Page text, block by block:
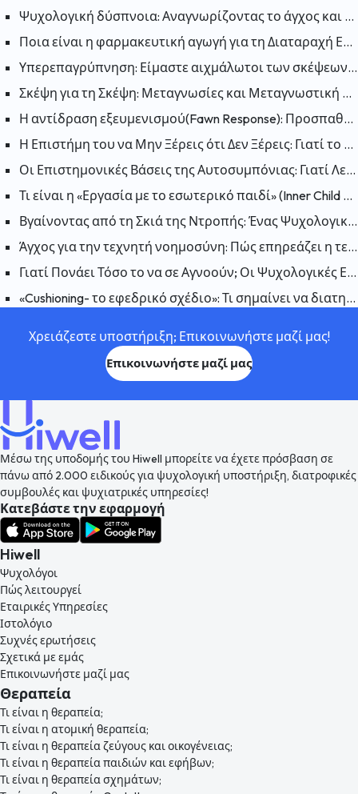
Ψυχολογική δύσπνοια: Αναγνωρίζοντας το άγχος και την ανησυχία
Ποια είναι η φαρμακευτική αγωγή για τη Διαταραχή Ελλειμματικής Προσοχής και Υπερκινητικότητας (ΔΕΠΥ);
Υπερεπαγρύπνηση: Είμαστε αιχμάλωτοι των σκέψεων μας; Πως μπορούμε να «απελευθερωθούμε»;
Σκέψη για τη Σκέψη: Μεταγνωσίες και Μεταγνωστική Θεραπεία
Η αντίδραση εξευμενισμού(Fawn Response): Προσπαθώντας να κάνετε τον εαυτό σας συμπαθή για να μειώσετε τον κίνδυνο
Η Επιστήμη του να Μην Ξέρεις ότι Δεν Ξέρεις: Γιατί το Φαινόμενο Dunning-Kruger Είναι Παραπλανητικό;
Οι Επιστημονικές Βάσεις της Αυτοσυμπόνιας: Γιατί Λειτουργεί η Αυτοσυμπόνια;
Τι είναι η «Εργασία με το εσωτερικό παιδί» (Inner Child Work); Πώς επηρεάζουν οι πληγές του παρελθόντος το παρόν;
Βγαίνοντας από τη Σκιά της Ντροπής: Ένας Ψυχολογικός Οδηγός για να Συμφιλιωθείτε με τον Εαυτό σας
Άγχος για την τεχνητή νοημοσύνη: Πώς επηρεάζει η τεχνητή νοημοσύνη την ανθρώπινη ψυχολογία;
Γιατί Πονάει Τόσο το να σε Αγνοούν; Οι Ψυχολογικές Επιπτώσεις της Αδιαφορίας
«Cushioning- το εφεδρικό σχέδιο»: Τι σημαίνει να διατηρείται ένα εφεδρικό σχέδιο σε μια σχέση και γιατί συμβαίνει;
Χρειάζεστε υποστήριξη; Επικοινωνήστε μαζί μας!
Επικοινωνήστε μαζί μας
Μέσω της υποδομής του Hiwell μπορείτε να έχετε πρόσβαση σε
πάνω από 2.000 ειδικούς για ψυχολογική υποστήριξη, διατροφικές
συμβουλές και ψυχιατρικές υπηρεσίες!
Κατεβάστε την εφαρμογή
Hiwell
Ψυχολόγοι
Πώς λειτουργεί
Εταιρικές Υπηρεσίες
Ιστολόγιο
Συχνές ερωτήσεις
Σχετικά με εμάς
Επικοινωνήστε μαζί μας
Θεραπεία
Τι είναι η θεραπεία;
Τι είναι η ατομική θεραπεία;
Τι είναι η θεραπεία ζεύγους και οικογένειας;
Τι είναι η θεραπεία παιδιών και εφήβων;
Τι είναι η θεραπεία σχημάτων;